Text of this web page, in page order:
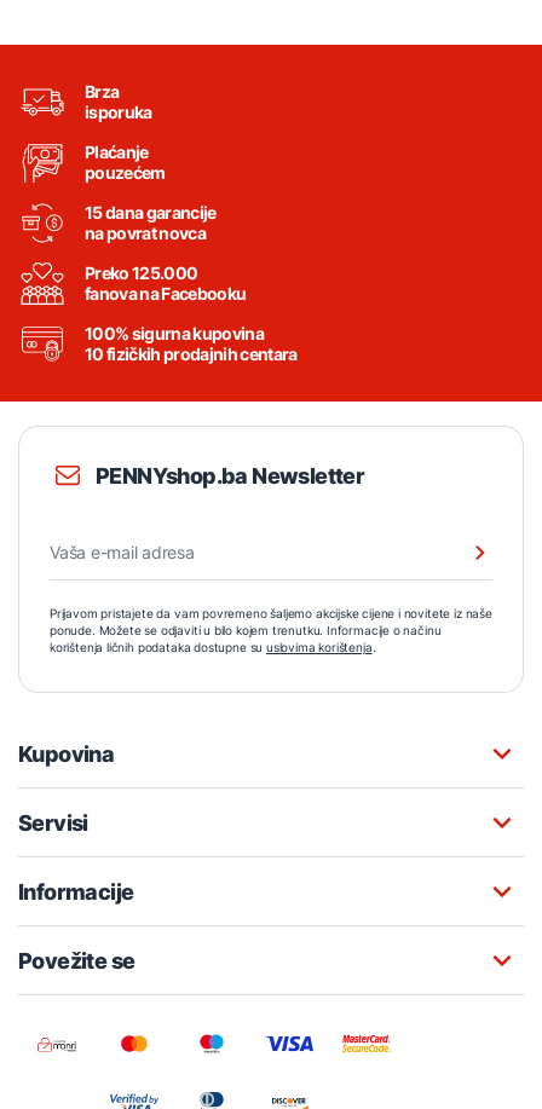
Brza
isporuka
Plaćanje
pouzećem
15 dana garancije
na povrat novca
Preko 125.000
fanova na Facebooku
100% sigurna kupovina
10 fizičkih prodajnih centara
PENNYshop.ba Newsletter
Prijavom pristajete da vam povremeno šaljemo akcijske cijene i novitete iz naše
ponude. Možete se odjaviti u bilo kojem trenutku. Informacije o načinu
korištenja ličnih podataka dostupne su uslovima korištenja.
Kupovina
Servisi
Informacije
Povežite se